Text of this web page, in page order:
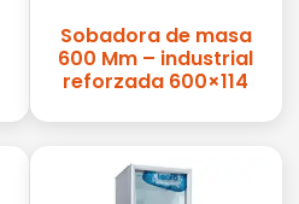
Sobadora de masa
600 Mm – industrial
reforzada 600×114